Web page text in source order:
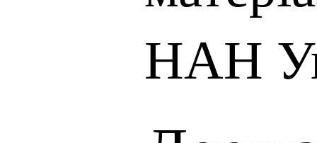
НАН